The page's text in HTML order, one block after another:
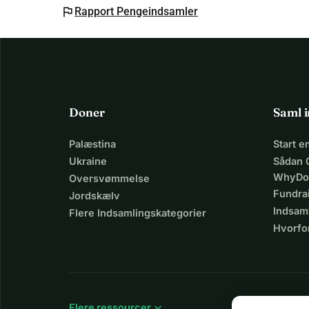
flag Rapport Pengeindsamler
Doner
Palæstina
Ukraine
Oversvømmelse
Jordskælv
Flere Indsamlingskategorier
Saml
Start
Sådan